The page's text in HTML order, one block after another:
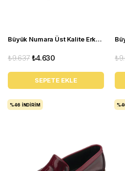
Büyük Numara Üst Kalite Erkek Ayakkabı - ALP76 Lacivert Açma
₺4.630
₺9.637
SEPETE EKLE
%46 İNDIRIM